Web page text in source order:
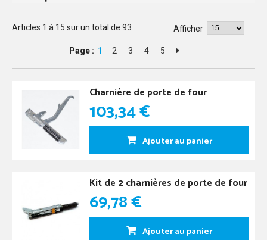
Articles 1 à 15 sur un total de 93 Afficher
Page : 1 2 3 4 5
Charnière de porte de four
103,34 €
Ajouter au panier
Kit de 2 charnières de porte de four
69,78 €
Ajouter au panier